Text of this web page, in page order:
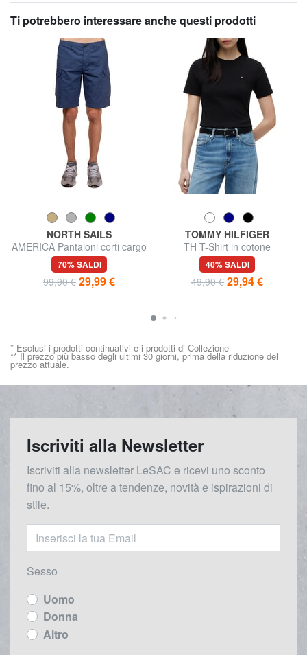
Ti potrebbero interessare anche questi prodotti
NORTH SAILS
AMERICA Pantaloni corti cargo
in cotone stretch
70% SALDI
99,90 € 29,99 €
TOMMY HILFIGER
TH T-Shirt in cotone
40% SALDI
49,90 € 29,94 €
* Esclusi i prodotti continuativi e i prodotti di Collezione
** Il prezzo più basso degli ultimi 30 giorni, prima della riduzione del
prezzo attuale.
Iscriviti alla Newsletter
Iscriviti alla newsletter LeSAC e ricevi uno sconto
fino al 15%, oltre a tendenze, novità e ispirazioni di
stile.
Sesso
Uomo
Donna
Altro